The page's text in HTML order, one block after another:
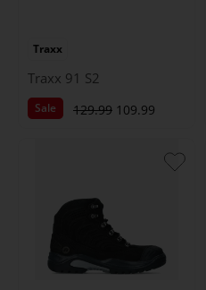
Traxx
Traxx 91 S2
Sale 129.99 109.99